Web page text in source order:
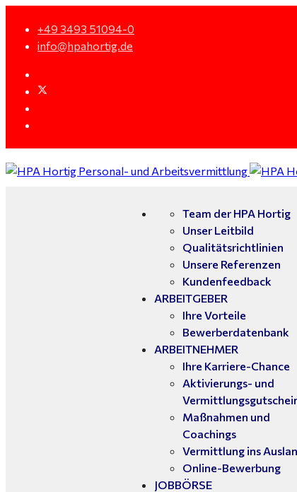
+49 3493 51094-0
info@hpahortig.de
Team der HPA Hortig
Unser Leitbild
Qualitätsrichtlinien
Unsere Referenzen
Kundenfeedback
ARBEITGEBER
Ihre Vorteile
Bewerberdatenbank
ARBEITNEHMER
Ihre Karriere-Chance
Aktivierungs- und
Maßnahmen und
Coachings
Vermittlung ins
Online-Bewerbung
JOBBÖRSE